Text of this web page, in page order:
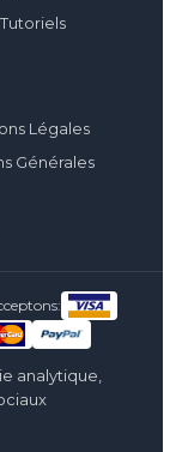
Légales
Générales
analytique,